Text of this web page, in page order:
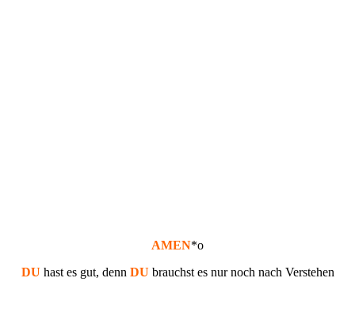
AMEN*o
DU hast es gut, denn DU brauchst es nur noch nach Verstehen